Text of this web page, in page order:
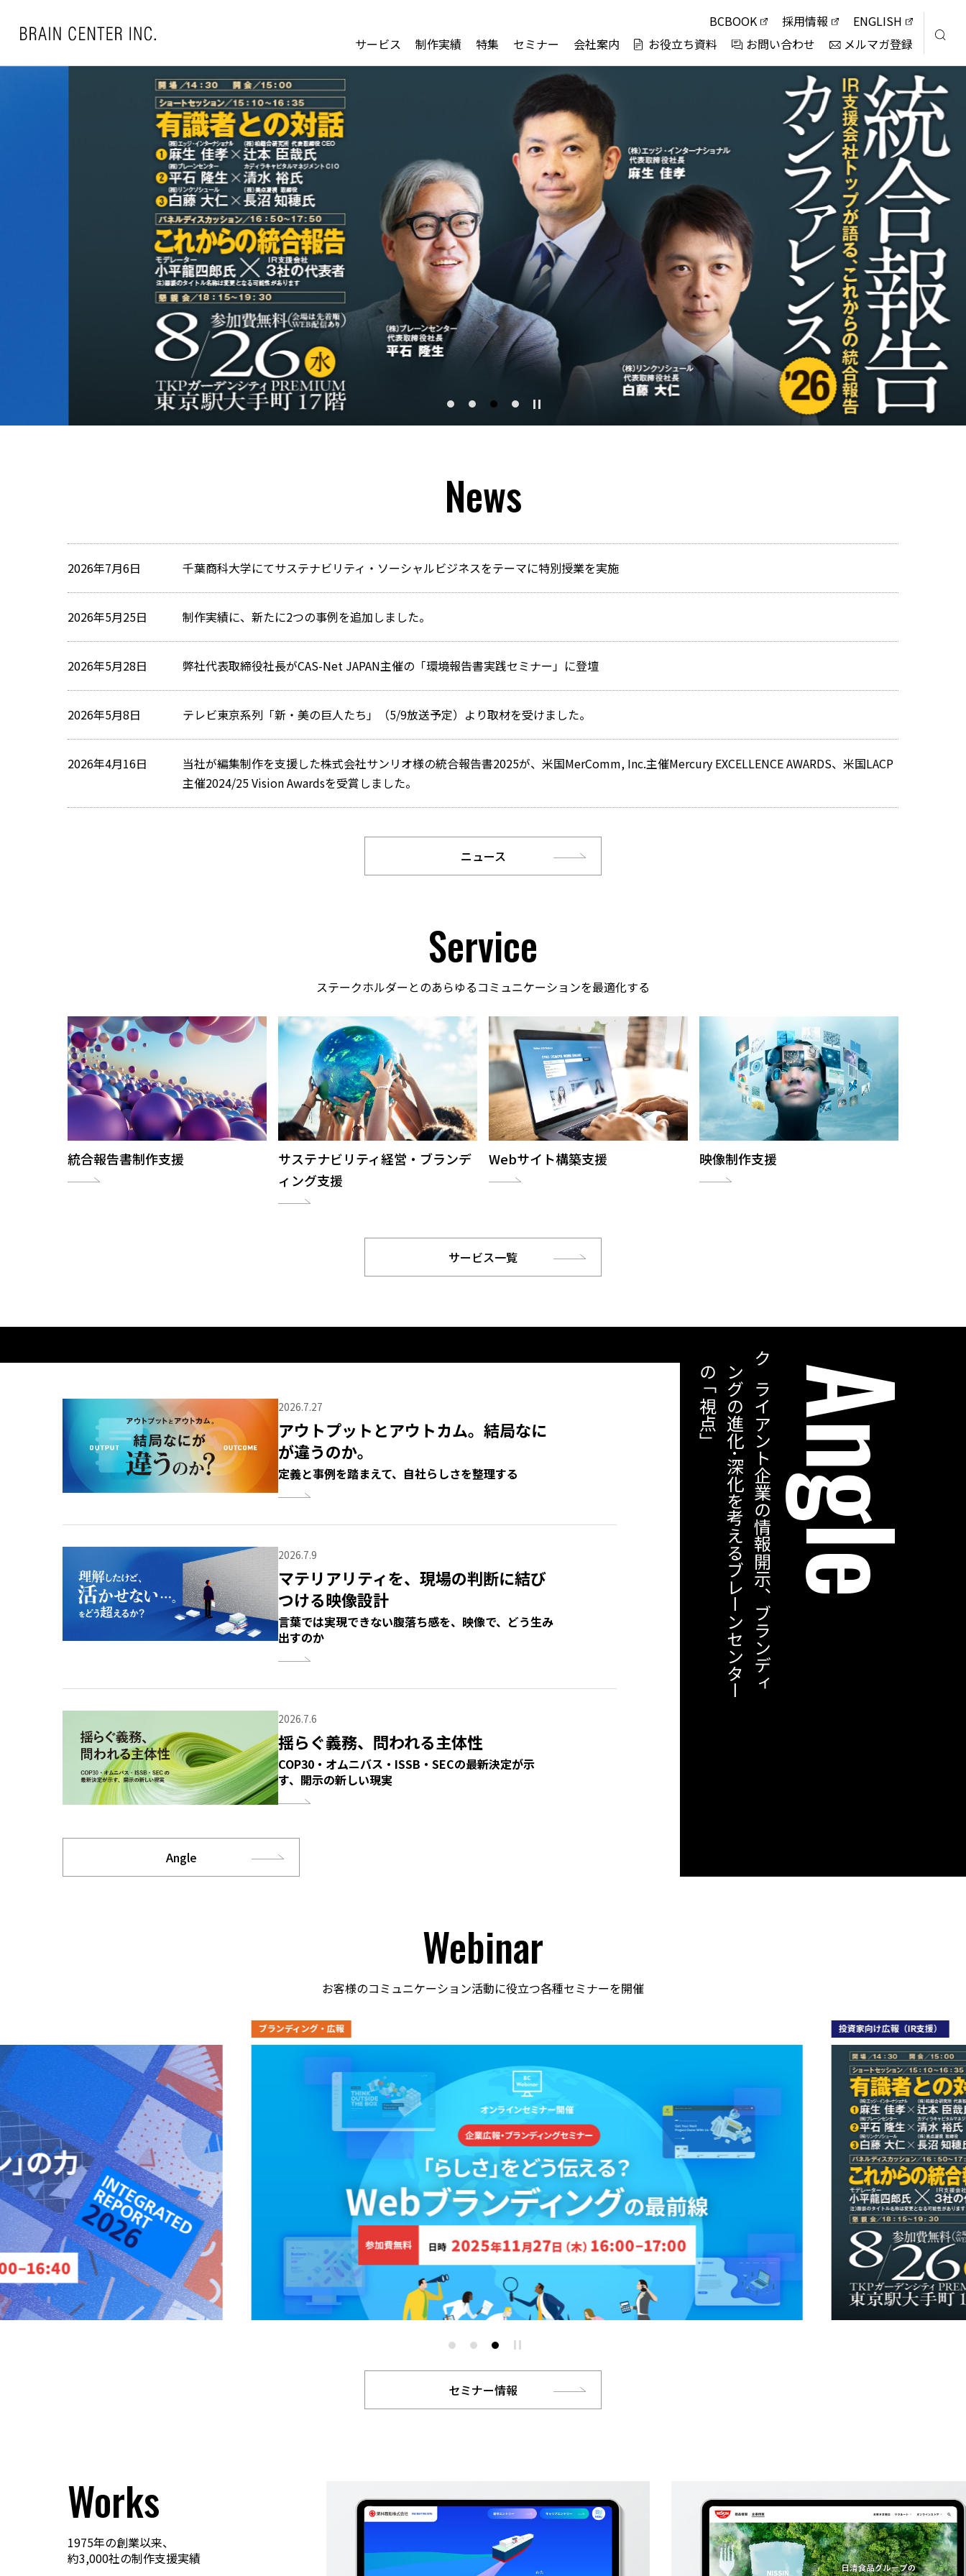
BCBOOK 採用情報
ENGLISH
サービス
制作実績 特集 セミナー 会社案内 お役立ち資料 お問い合わせ メルマガ登録
News
2026年7月6日 千葉商科大学にてサステナビリティ・ソーシャルビジネスをテーマに特別授業を実施
2026年5月25日 制作実績に、新たに2つの事例を追加しました。
2026年5月28日 弊社代表取締役社長がCAS-Net JAPAN主催の「環境報告書実践セミナー」に登壇
2026年5月8日 テレビ東京系列「新・美の巨人たち」（5/9放送予定）より取材を受けました。
2026年4月16日
当社が編集制作を支援した株式会社サンリオ様の統合報告書2025が、米国MerComm, Inc.主催Mercury EXCELLENCE AWARDS、米国LACP
主催2024/25 Vision Awardsを受賞しました。
ニュース
Service
ステークホルダーとのあらゆるコミュニケーションを最適化する
統合報告書制作支援
サステナビリティ経営・ブランデ
ィング支援
Webサイト構築支援 映像制作支援
サービス一覧
Angle
ク
ラ
イ
ア
ン
ト
企
業
の
情
報
開
示
、
ブ
ラ
ン
デ
ィ
ン
グ
の
進
化
･
深
化
を
考
え
る
ブ
レ
ー
ン
セ
ン
タ
ー
の
「
視
点
」
2026.7.27
アウトプットとアウトカム。結局なに
が違うのか。
定義と事例を踏まえて、自社らしさを整理する
2026.7.9
マテリアリティを、現場の判断に結び
つける映像設計
言葉では実現できない腹落ち感を、映像で、どう生み
出すのか
2026.7.6
揺らぐ義務、問われる主体性
COP30・オムニバス・ISSB・SECの最新決定が示
す、開示の新しい現実
Angle
Webinar
お客様のコミュニケーション活動に役立つ各種セミナーを開催
ブランディング・広報 投資家向け広報（IR支援）
セミナー情報
Works
1975年の創業以来、
約3,000社の制作支援実績